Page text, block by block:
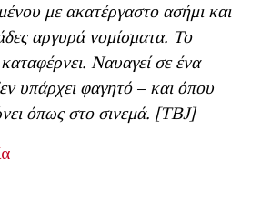
με ακατέργαστο ασήμι και
αργυρά νομίσματα. Το
Ναυαγεί σε ένα
υπάρχει φαγητό – και όπου
όπως στο σινεμά. [ΤΒJ]